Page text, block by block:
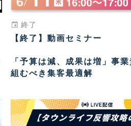
終了
【終了】動画セミナー
「予算は減、成果は増」事
組むべき集客最適解